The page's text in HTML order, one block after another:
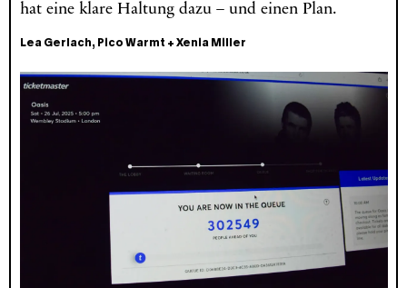
hat eine klare Haltung dazu – und einen Plan.
Lea Gerlach, Pico Warmt + Xenia Miller